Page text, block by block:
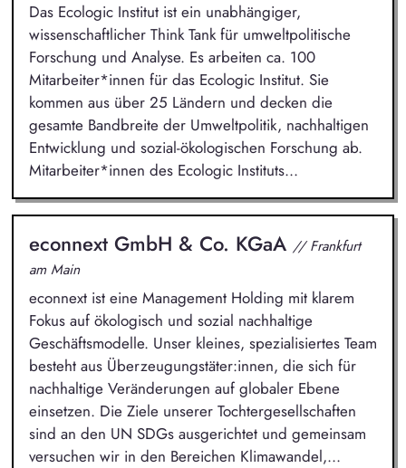
Das Ecologic Institut ist ein unabhängiger,
wissenschaftlicher Think Tank für umweltpolitische
Forschung und Analyse. Es arbeiten ca. 100
Mitarbeiter*innen für das Ecologic Institut. Sie
kommen aus über 25 Ländern und decken die
gesamte Bandbreite der Umweltpolitik, nachhaltigen
Entwicklung und sozial-ökologischen Forschung ab.
Mitarbeiter*innen des Ecologic Instituts...
econnext GmbH & Co. KGaA // Frankfurt
am Main
econnext ist eine Management Holding mit klarem
Fokus auf ökologisch und sozial nachhaltige
Geschäftsmodelle. Unser kleines, spezialisiertes Team
besteht aus Überzeugungstäter:innen, die sich für
nachhaltige Veränderungen auf globaler Ebene
einsetzen. Die Ziele unserer Tochtergesellschaften
sind an den UN SDGs ausgerichtet und gemeinsam
versuchen wir in den Bereichen Klimawandel,...